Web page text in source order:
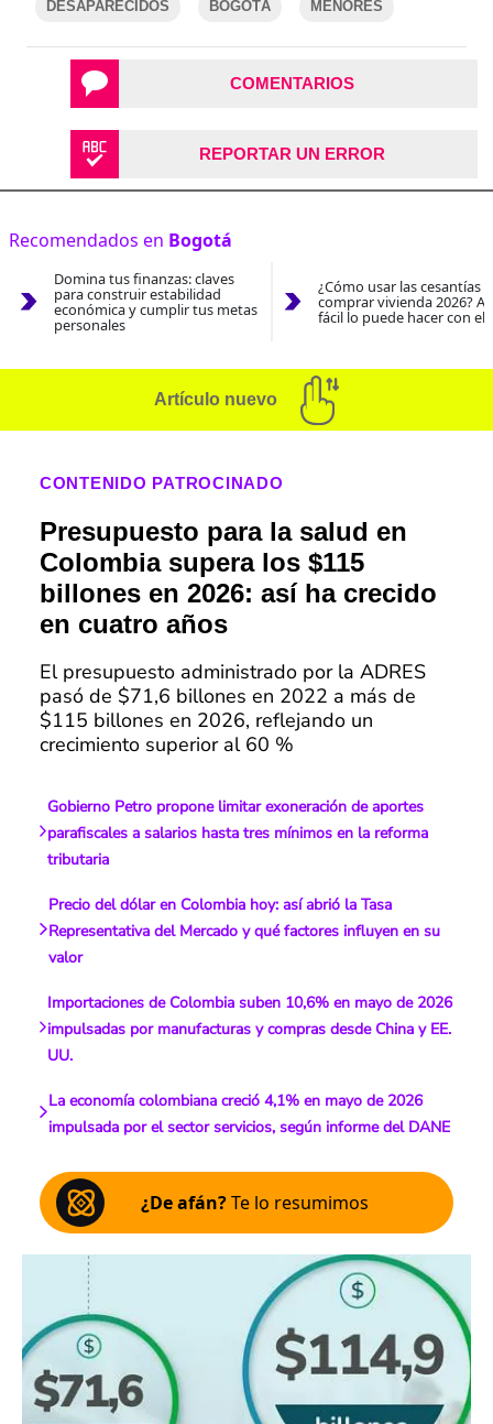
DESAPARECIDOS BOGOTÁ MENORES
COMENTARIOS
REPORTAR UN ERROR
Recomendados en Bogotá
Domina tus finanzas: claves
para construir estabilidad
económica y cumplir tus metas
personales
¿Cómo usar las cesantías
comprar vivienda 2026?
fácil lo puede hacer con el
Artículo nuevo
CONTENIDO PATROCINADO
Presupuesto para la salud en
Colombia supera los $115
billones en 2026: así ha crecido
en cuatro años
El presupuesto administrado por la ADRES
pasó de $71,6 billones en 2022 a más de
$115 billones en 2026, reflejando un
crecimiento superior al 60 %
Gobierno Petro propone limitar exoneración de aportes
parafiscales a salarios hasta tres mínimos en la reforma
tributaria
Precio del dólar en Colombia hoy: así abrió la Tasa
Representativa del Mercado y qué factores influyen en su
valor
Importaciones de Colombia suben 10,6% en mayo de 2026
impulsadas por manufacturas y compras desde China y EE.
UU.
La economía colombiana creció 4,1% en mayo de 2026
impulsada por el sector servicios, según informe del DANE
¿De afán?Te lo resumimos